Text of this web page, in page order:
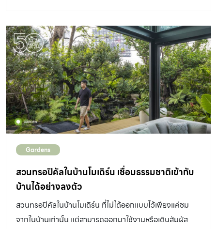
Gardens
สวนทรอปิคัลในบ้านโมเดิร์น เชื่อมธรรมชาติเข้ากับ
บ้านได้อย่างลงตัว
สวนทรอปิคัลในบ้านโมเดิร์น ที่ไม่ได้ออกแบบไว้เพียงแค่ชม
จากในบ้านเท่านั้น แต่สามารถออกมาใช้งานหรือเดินสัมผัส